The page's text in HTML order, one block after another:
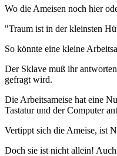
Wo die Ameisen noch hier
"Traum ist in der kleinsten
So könnte eine kleine
Der Sklave muß ihr
gefragt wird.
Die Arbeitsameise hat eine
Tastatur und der Computer
Vertippt sich die Ameise, ist
Doch sie ist nicht allein!